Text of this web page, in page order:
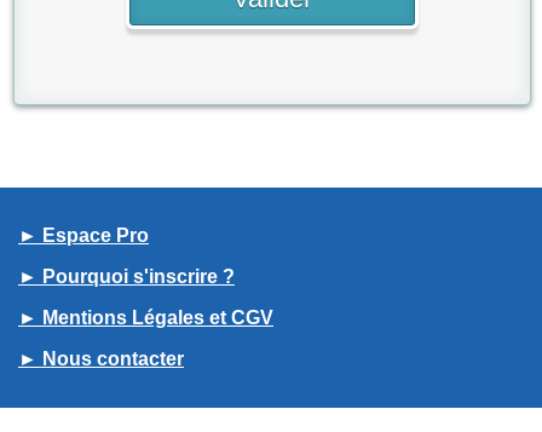
► Espace Pro
► Pourquoi s'inscrire ?
► Mentions Légales et CGV
► Nous contacter